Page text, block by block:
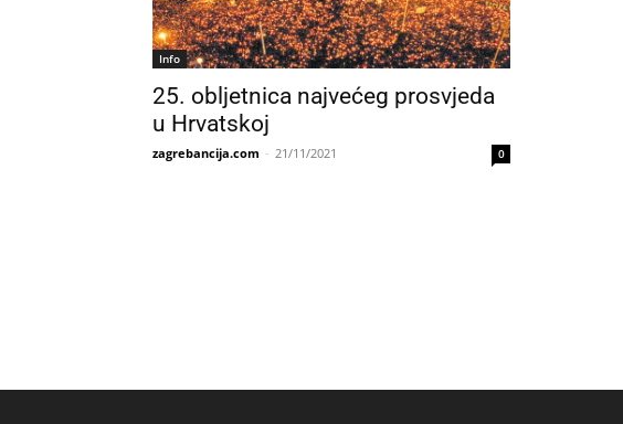
Info
25. obljetnica najvećeg prosvjeda
u Hrvatskoj
zagrebancija.com - 21/11/2021 0